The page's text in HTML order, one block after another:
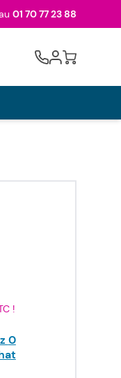
01 70 77 23 88
Cart
!
0